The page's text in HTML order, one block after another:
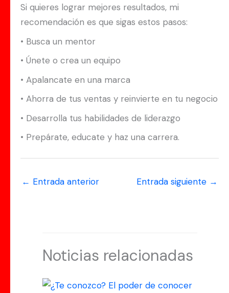
Si quieres lograr mejores resultados, mi
recomendación es que sigas estos pasos:
• Busca un mentor
• Únete o crea un equipo
• Apalancate en una marca
• Ahorra de tus ventas y reinvierte en tu negocio
• Desarrolla tus habilidades de liderazgo
• Prepárate, educate y haz una carrera.
← Entrada anterior Entrada siguiente →
Noticias relacionadas